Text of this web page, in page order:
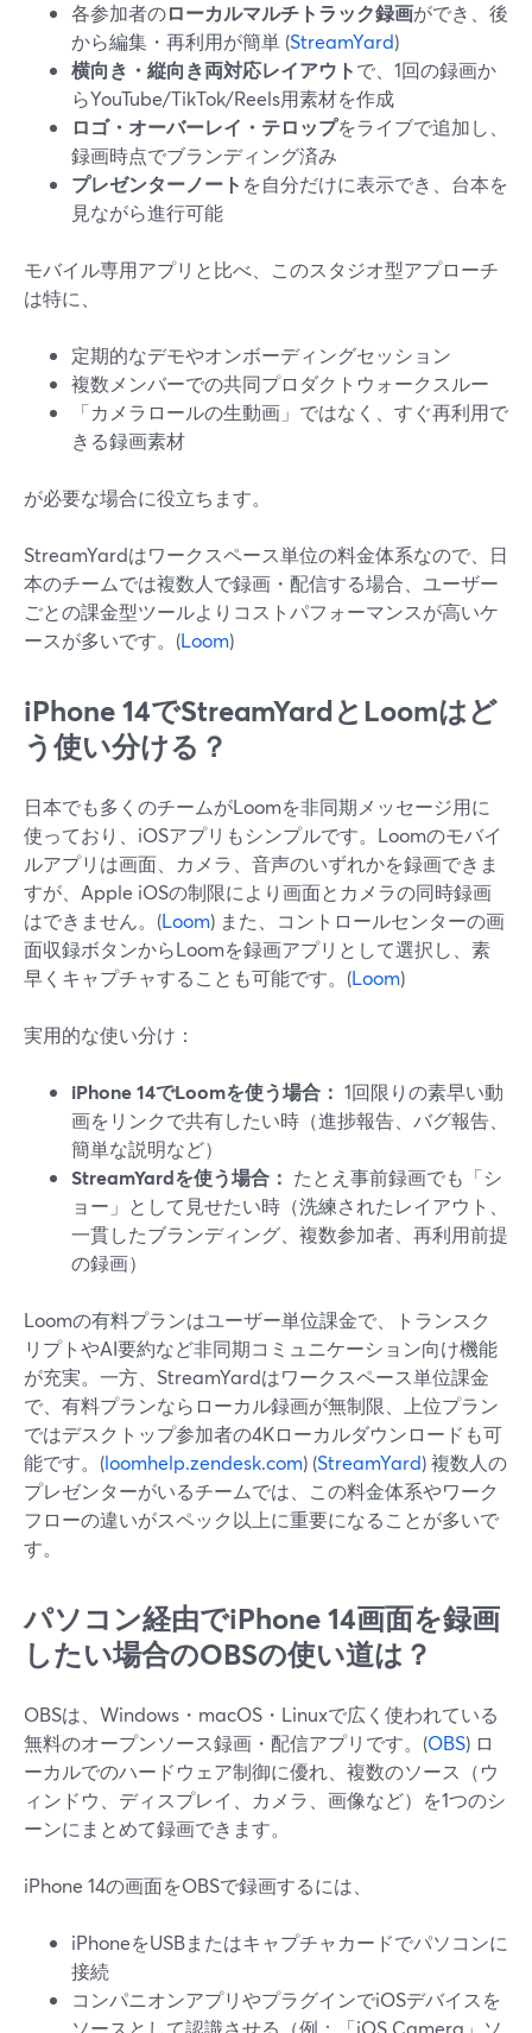
各参加者のローカルマルチトラック録画ができ、後
から編集・再利用が簡単 (StreamYard)
横向き・縦向き両対応レイアウトで、1回の録画か
らYouTube/TikTok/Reels用素材を作成
ロゴ・オーバーレイ・テロップをライブで追加し、
録画時点でブランディング済み
プレゼンターノート を自分だけに表示でき、台本を
見ながら進行可能
モバイル専用アプリと比べ、このスタジオ型アプローチ
は特に、
定期的なデモやオンボーディングセッション
複数メンバーでの共同プロダクトウォークスルー
「カメラロールの生動画」ではなく、すぐ再利用で
きる録画素材
が必要な場合に役立ちます。
StreamYardはワークスペース単位の料金体系なので、日
本のチームでは複数人で録画・配信する場合、ユーザー
ごとの課金型ツールよりコストパフォーマンスが高いケ
ースが多いです。(Loom)
iPhone 14でStreamYardとLoomはど
う使い分ける？
日本でも多くのチームがLoomを非同期メッセージ用に
使っており、iOSアプリもシンプルです。Loomのモバイ
ルアプリは画面、カメラ、音声のいずれかを録画できま
すが、Apple iOSの制限により画面とカメラの同時録画
はできません。(Loom) また、コントロールセンターの画
面収録ボタンからLoomを録画アプリとして選択し、素
早くキャプチャすることも可能です。(Loom)
実用的な使い分け：
iPhone 14でLoomを使う場合： 1回限りの素早い動
画をリンクで共有したい時（進捗報告、バグ報告、
簡単な説明など）
StreamYardを使う場合： たとえ事前録画でも「シ
ョー」として見せたい時（洗練されたレイアウト、
一貫したブランディング、複数参加者、再利用前提
の録画）
Loomの有料プランはユーザー単位課金で、トランスク
リプトやAI要約など非同期コミュニケーション向け機能
が充実。一方、StreamYardはワークスペース単位課金
で、有料プランならローカル録画が無制限、上位プラン
ではデスクトップ参加者の4Kローカルダウンロードも可
能です。(loomhelp.zendesk.com) (StreamYard) 複数人の
プレゼンターがいるチームでは、この料金体系やワーク
フローの違いがスペック以上に重要になることが多いで
す。
パソコン経由でiPhone 14画面を録画
したい場合のOBSの使い道は？
OBSは、Windows・macOS・Linuxで広く使われている
無料のオープンソース録画・配信アプリです。(OBS) ロ
ーカルでのハードウェア制御に優れ、複数のソース（ウ
ィンドウ、ディスプレイ、カメラ、画像など）を1つのシ
ーンにまとめて録画できます。
iPhone 14の画面をOBSで録画するには、
iPhoneをUSBまたはキャプチャカードでパソコンに
接続
コンパニオンアプリやプラグインでiOSデバイスを
ソースとして認識させる（例：「iOS Camera」ソ